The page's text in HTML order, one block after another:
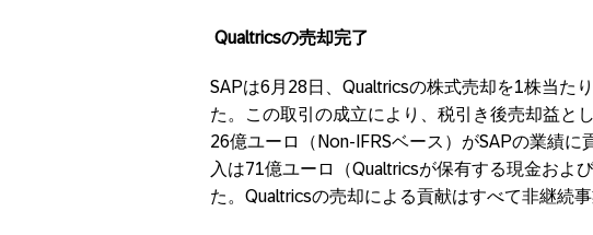
Qualtricsの売却完了
SAPは6月28日、Qualtricsの株式売却を1株当た
た。この取引の成立により、税引き後売却益と
26億ユーロ（Non-IFRSベース）がSAPの業績
入は71億ユーロ（Qualtricsが保有する現金およ
た。Qualtricsの売却による貢献はすべて非継続